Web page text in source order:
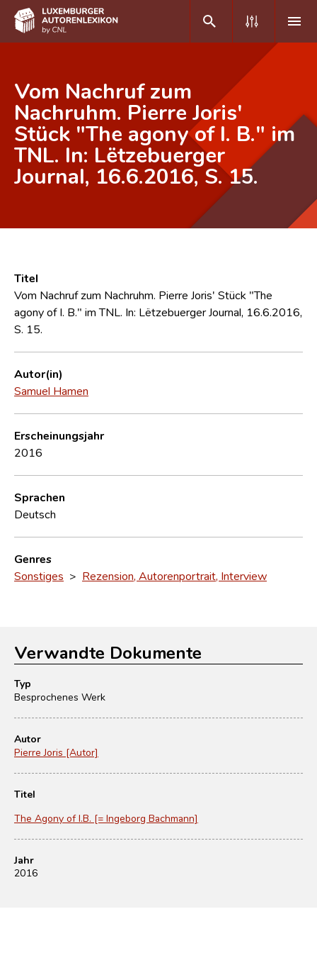
DE FR
Home
Autor(inn)en A-Z
Erweiterte Suche
Forschungsgruppe
Kontakt
Vom Nachruf zum
Nachruhm. Pierre Joris'
Stück "The agony of I. B." im
TNL. In: Lëtzebuerger
Journal, 16.6.2016, S. 15.
Titel
Vom Nachruf zum Nachruhm. Pierre Joris' Stück "The
agony of I. B." im TNL. In: Lëtzebuerger Journal, 16.6.2016,
S. 15.
Autor(in)
Samuel Hamen
Erscheinungsjahr
2016
Sprachen
Deutsch
Genres
Sonstiges > Rezension, Autorenportrait, Interview
Verwandte Dokumente
Typ
Besprochenes Werk
Autor
Pierre Joris [Autor]
Titel
The Agony of I.B. [= Ingeborg Bachmann]
Jahr
2016